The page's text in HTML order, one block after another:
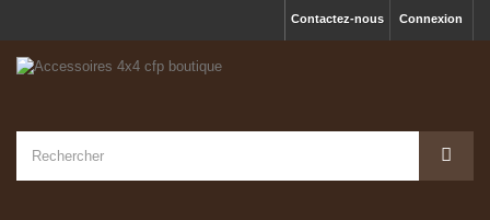
Connexion
Contactez-nous